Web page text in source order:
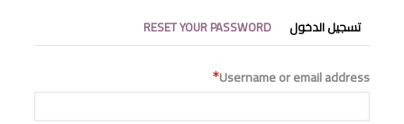
التبويبات
الأساسية
تسجيل الدخول RESET YOUR PASSWORD
Username or email address